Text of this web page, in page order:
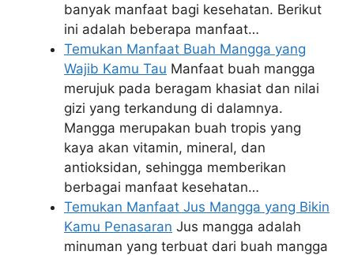
banyak manfaat bagi kesehatan. Berikut
ini adalah beberapa manfaat…
Temukan Manfaat Buah Mangga yang
Wajib Kamu Tau Manfaat buah mangga
merujuk pada beragam khasiat dan nilai
gizi yang terkandung di dalamnya.
Mangga merupakan buah tropis yang
kaya akan vitamin, mineral, dan
antioksidan, sehingga memberikan
berbagai manfaat kesehatan…
Temukan Manfaat Jus Mangga yang Bikin
Kamu Penasaran Jus mangga adalah
minuman yang terbuat dari buah mangga